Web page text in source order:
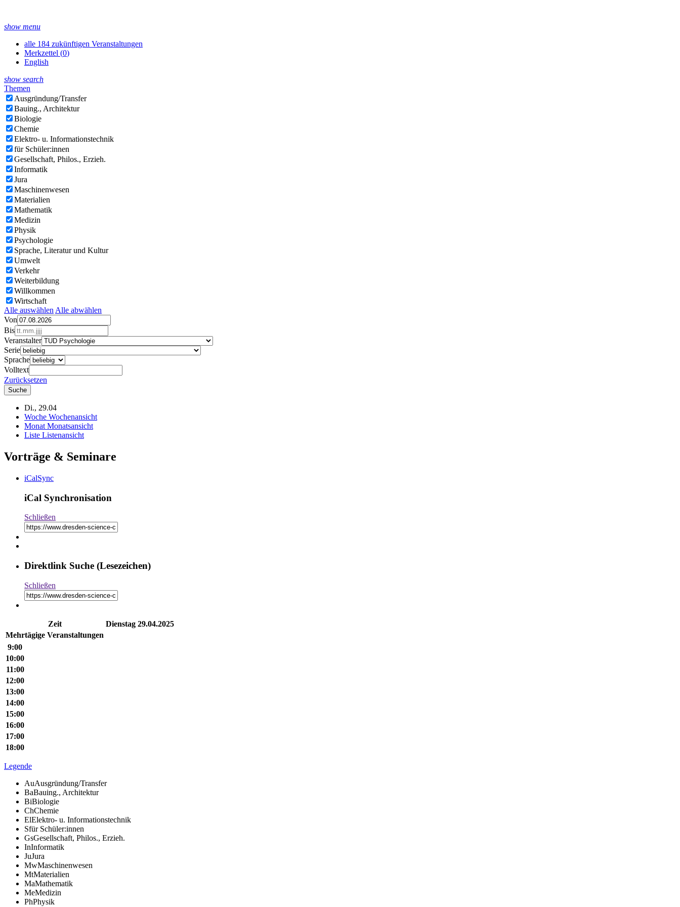
show menu
alle 184 zukünftigen Veranstaltungen
Merkzettel (0)
English
show search
Themen
Ausgründung/Transfer
Bauing., Architektur
Biologie
Chemie
Elektro- u. Informationstechnik
für Schüler:innen
Gesellschaft, Philos., Erzieh.
Informatik
Jura
Maschinenwesen
Materialien
Mathematik
Medizin
Physik
Psychologie
Sprache, Literatur und Kultur
Umwelt
Verkehr
Weiterbildung
Willkommen
Wirtschaft
Alle auswählen Alle abwählen
Von
Bis
Veranstalter
Serie
Sprache
Volltext
Zurücksetzen
Di., 29.04
Woche Wochenansicht
Monat Monatsansicht
Liste Listenansicht
Vorträge & Seminare
iCalSync
iCal Synchronisation
Schließen
Direktlink Suche (Lesezeichen)
Schließen
Zeit Dienstag 29.04.2025
Mehr­tä­gige Ver­an­stal­tungen
9:00
10:00
11:00
12:00
13:00
14:00
15:00
16:00
17:00
18:00
Legende
AuAusgründung/Transfer
BaBauing., Architektur
BiBiologie
ChChemie
ElElektro- u. Informationstechnik
Sfür Schüler:innen
GsGesellschaft, Philos., Erzieh.
InInformatik
JuJura
MwMaschinenwesen
MtMaterialien
MaMathematik
MeMedizin
PhPhysik